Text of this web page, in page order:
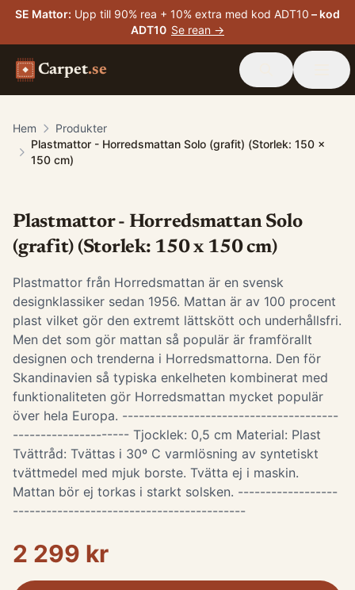
SE Mattor: Upp till 90% rea + 10% extra med kod ADT10 – kod
ADT10 Se rean →
Carpet.se
Hem
Produkter
Plastmattor - Horredsmattan Solo (grafit) (Storlek: 150 x
150 cm)
Plastmattor - Horredsmattan Solo
(grafit) (Storlek: 150 x 150 cm)
Plastmattor från Horredsmattan är en svensk
designklassiker sedan 1956. Mattan är av 100 procent
plast vilket gör den extremt lättskött och underhållsfri.
Men det som gör mattan så populär är framförallt
designen och trenderna i Horredsmattorna. Den för
Skandinavien så typiska enkelheten kombinerat med
funktionaliteten gör Horredsmattan mycket populär
över hela Europa. ---------------------------------------
--------------------- Tjocklek: 0,5 cm Material: Plast
Tvättråd: Tvättas i 30º C varmlösning av syntetiskt
tvättmedel med mjuk borste. Tvätta ej i maskin.
Mattan bör ej torkas i starkt solsken. ------------------
------------------------------------------
2 299 kr